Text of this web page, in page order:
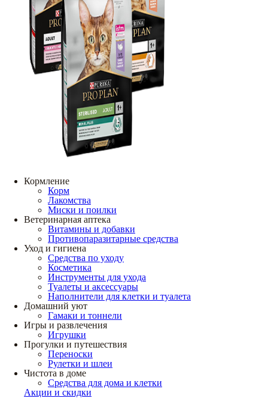
Кормление
Корм
Лакомства
Миски и поилки
Ветеринарная аптека
Витамины и добавки
Противопаразитарные средства
Уход и гигиена
Средства по уходу
Косметика
Инструменты для ухода
Туалеты и аксессуары
Наполнители для клетки и туалета
Домашний уют
Гамаки и тоннели
Игры и развлечения
Игрушки
Прогулки и путешествия
Переноски
Рулетки и шлеи
Чистота в доме
Средства для дома и клетки
Акции и скидки